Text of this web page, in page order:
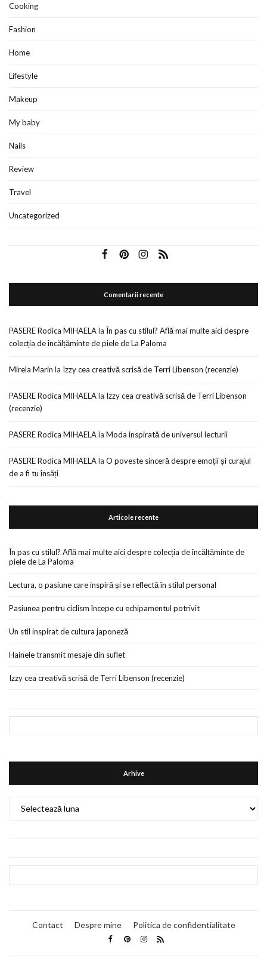
Cooking
Fashion
Home
Lifestyle
Makeup
My baby
Nails
Review
Travel
Uncategorized
Comentarii recente
PASERE Rodica MIHAELAla În pas cu stilul? Află mai multe aici despre
colecția de încălțăminte de piele de La Paloma
Mirela Marin la Izzy cea creativă scrisă de Terri Libenson (recenzie)
PASERE Rodica MIHAELAla Izzy cea creativă scrisă de Terri Libenson
(recenzie)
PASERE Rodica MIHAELAla Moda inspirată de universul lecturii
PASERE Rodica MIHAELAla O poveste sinceră despre emoții și curajul
de a fi tu însăți
Articole recente
În pas cu stilul? Află mai multe aici despre colecția de încălțăminte de
piele de La Paloma
Lectura, o pasiune care inspiră și se reflectă în stilul personal
Pasiunea pentru ciclism începe cu echipamentul potrivit
Un stil inspirat de cultura japoneză
Hainele transmit mesaje din suflet
Izzy cea creativă scrisă de Terri Libenson (recenzie)
Arhive
Contact Despre mine Politica de confidentialitate